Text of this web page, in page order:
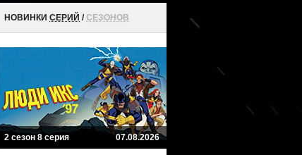
НОВИНКИ СЕРИЙ /СЕЗОНОВ
2 сезон 8 серия 07.08.2026